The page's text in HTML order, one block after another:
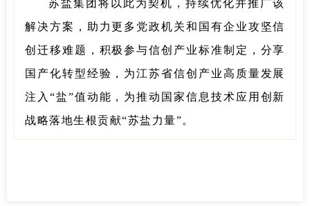
苏盐集团将以此为契机，持续优化并推广该
解决方案，助力更多党政机关和国有企业攻坚信
创迁移难题，积极参与信创产业标准制定，分享
国产化转型经验，为江苏省信创产业高质量发展
注入“盐”值动能，为推动国家信息技术应用创新
战略落地生根贡献“苏盐力量”。